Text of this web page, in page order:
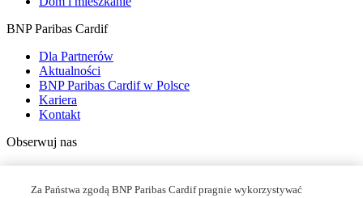
BNP Paribas Cardif
Dla Partnerów
Aktualności
BNP Paribas Cardif w Polsce
Kariera
Kontakt
Obserwuj nas
Za Państwa zgodą BNP Paribas Cardif pragnie wykorzystywać